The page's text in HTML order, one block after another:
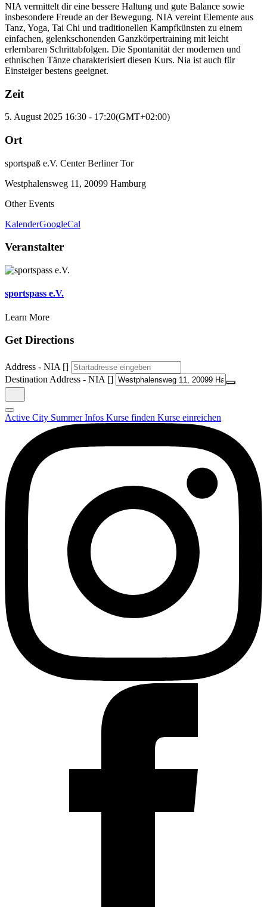
NIA vermittelt dir eine bessere Haltung und gute Balance sowie
insbesondere Freude an der Bewegung. NIA vereint Elemente aus
Tanz, Yoga, Tai Chi und traditionellen Kampfkünsten zu einem
einfachen, gelenkschonenden Ganzkörpertraining mit leicht
erlernbaren Schrittabfolgen. Die Spontanität der modernen und
ethnischen Tänze charakterisiert diesen Kurs. Nia ist auch für
Einsteiger bestens geeignet.
Zeit
5. August 2025 16:30 - 17:20(GMT+02:00)
Ort
sportspaß e.V. Center Berliner Tor
Westphalensweg 11, 20099 Hamburg
Other Events
KalenderGoogleCal
Veranstalter
sportspass e.V.
Learn More
Get Directions
Address - NIA []
Destination Address - NIA []
Active City SummerInfos Kurse finden Kurse einreichen